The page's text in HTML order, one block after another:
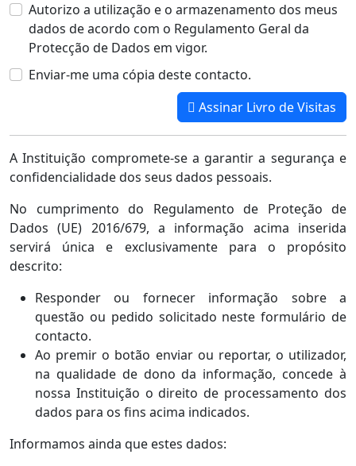
Autorizo a utilização e o armazenamento dos meus
dados de acordo com o Regulamento Geral da
Protecção de Dados em vigor.
Enviar-me uma cópia deste contacto.
Assinar Livro de Visitas
A Instituição compromete-se a garantir a segurança e
confidencialidade dos seus dados pessoais.
No cumprimento do Regulamento de Proteção de
Dados (UE) 2016/679, a informação acima inserida
servirá única e exclusivamente para o propósito
descrito:
Responder ou fornecer informação sobre a
questão ou pedido solicitado neste formulário de
contacto.
Ao premir o botão enviar ou reportar, o utilizador,
na qualidade de dono da informação, concede à
nossa Instituição o direito de processamento dos
dados para os fins acima indicados.
Informamos ainda que estes dados: